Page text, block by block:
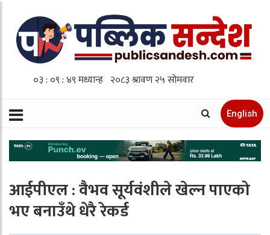
English
आईपीएल : वैभव सूर्यवंशीले खेल्न पाएको
भए बनाउँथे धेरै रेकर्ड